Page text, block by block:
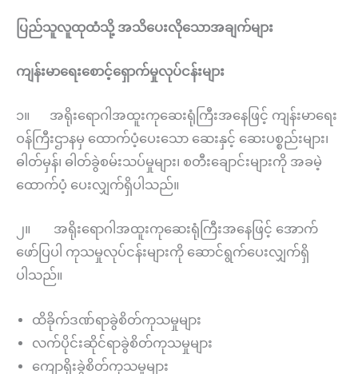
ပြည်သူလူထုထံသို့ အသိပေးလိုသောအချက်များ
ကျန်းမာရေးစောင့်ရှောက်မှုလုပ်ငန်းများ
၁။ အရိုးရောဂါအထူးကုဆေးရုံကြီးအနေဖြင့် ကျန်းမာရေး
ဝန်ကြီးဌာနမှ ထောက်ပံ့ပေးသော ဆေးနှင့် ဆေးပစ္စည်းများ၊
ဓါတ်မှန်၊ ဓါတ်ခွဲစမ်းသပ်မှုများ၊ စတီးချောင်းများကို အခမဲ့
ထောက်ပံ့ ပေးလျှက်ရှိပါသည်။
၂။ အရိုးရောဂါအထူးကုဆေးရုံကြီးအနေဖြင့် အောက်
ဖော်ပြပါ ကုသမှုလုပ်ငန်းများကို ဆောင်ရွက်ပေးလျှက်ရှိ
ပါသည်။
ထိခိုက်ဒဏ်ရာခွဲစိတ်ကုသမှုများ
လက်ပိုင်းဆိုင်ရာခွဲစိတ်ကုသမှုများ
ကျောရိုးခွဲစိတ်ကုသမှုများ